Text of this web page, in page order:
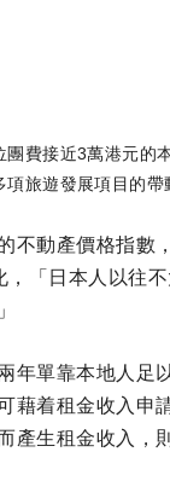
費接近3萬港元
旅遊發展項目的帶
不動產價格指數
「日本人以往
單靠本地人足
着租金收入申
生租金收入，